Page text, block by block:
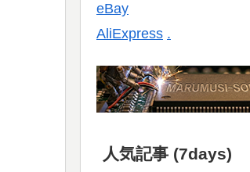
eBay
AliExpress .
人気記事 (7days)